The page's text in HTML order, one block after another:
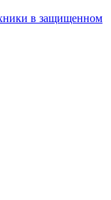
в защищенном